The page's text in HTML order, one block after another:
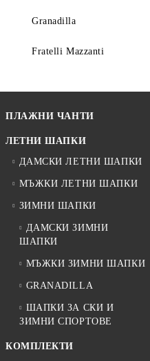
Granadilla
Fratelli Mazzanti
ПЛАЖНИ ЧАНТИ
ЛЕТНИ ШАПКИ
ДАМСКИ ЛЕТНИ ШАПКИ
МЪЖКИ ЛЕТНИ ШАПКИ
ЗИМНИ ШАПКИ
ДАМСКИ ЗИМНИ
ШАПКИ
МЪЖКИ ЗИМНИ ШАПКИ
GRANADILLA
ШАПКИ ЗА СКИ И
ЗИМНИ СПОРТОВЕ
КОМПЛЕКТИ